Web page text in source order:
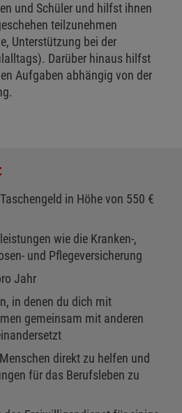
und Schüler und hilfst ihnen
teilzunehmen
Unterstützung bei der
Darüber hinaus hilfst
Aufgaben abhängig von der
in Höhe von 550 €
wie die Kranken-,
und Pflegeversicherung
Jahr
in denen du dich mit
gemeinsam mit anderen
direkt zu helfen und
für das Berufsleben zu